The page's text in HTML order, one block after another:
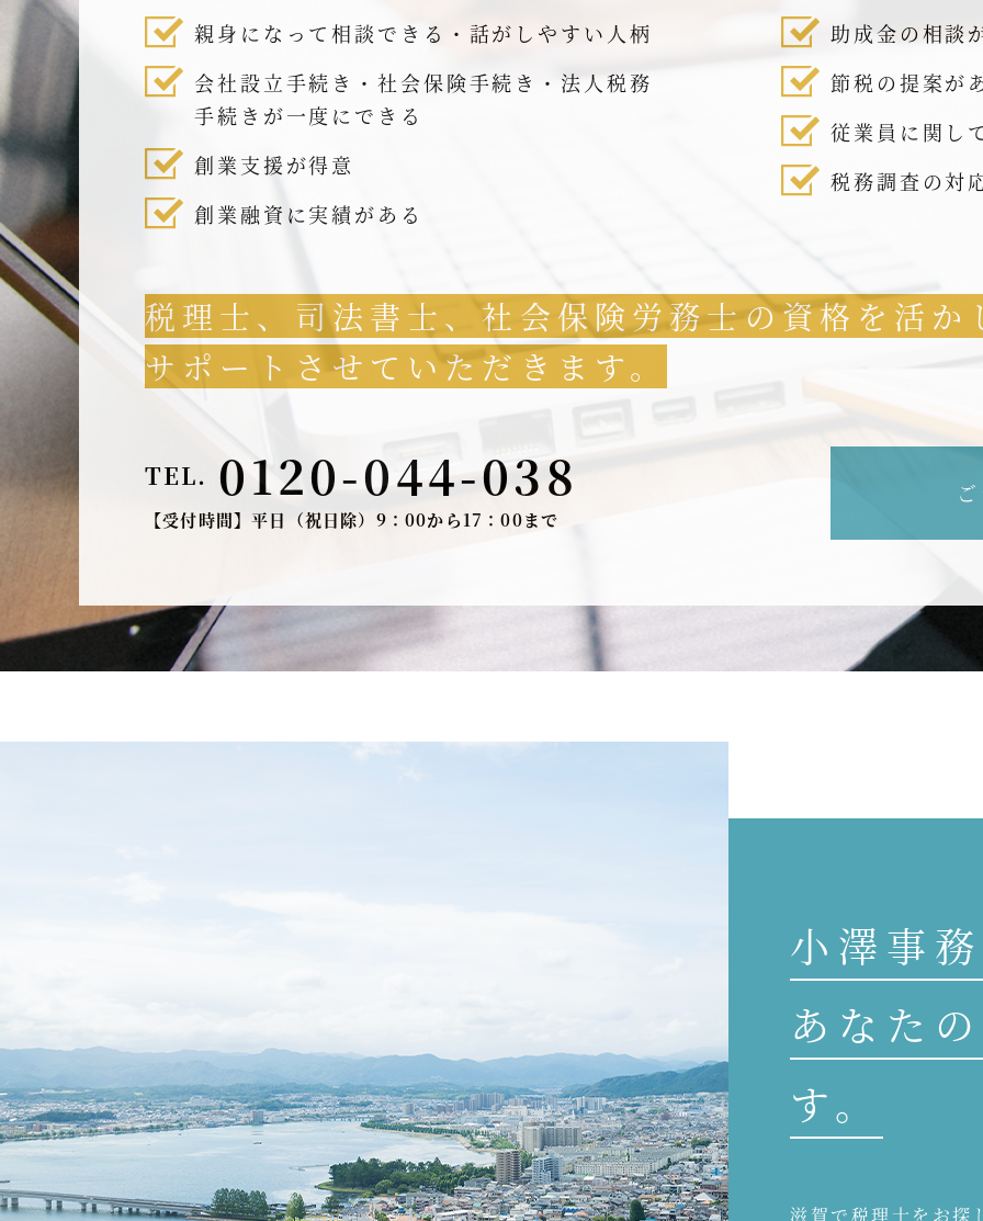
親身になって相談できる・話がしやすい人柄
会社設立手続き・社会保険手続き・法人税務
手続きが一度にできる
創業支援が得意
創業融資に実績がある
助成金の相談
節税の提案が
従業員に関し
税務調査の対
税理士、司法書士、社会保険労務士の資格を活か
サポートさせていただきます。
TEL. 0120-044-038
【受付時間】平日（祝日除）9：00から17：00まで
小澤事
あなた
す。
滋賀で税理士をお探